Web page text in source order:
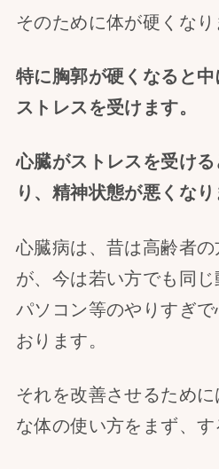
そのために体が硬くなり
特に胸郭が硬くなると
ストレスを受けます。
心臓がストレスを受け
り、精神状態が悪くなり
心臓病は、昔は高齢者
が、今は若い方でも同じ
パソコン等のやりすぎ
おります。
それを改善させるため
な体の使い方をまず、す